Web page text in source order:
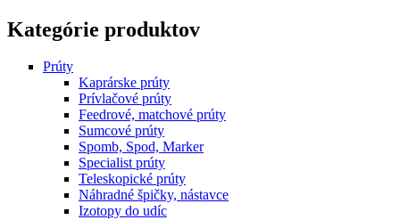
Kategórie produktov
Prúty
Kaprárske prúty
Prívlačové prúty
Feedrové, matchové prúty
Sumcové prúty
Spomb, Spod, Marker
Specialist prúty
Teleskopické prúty
Náhradné špičky, nástavce
Izotopy do udíc